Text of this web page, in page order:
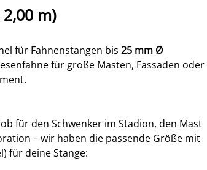
m)
für Fahnenstangen bis 25 mm Ø
für große Masten, Fassaden oder
ob für den Schwenker im Stadion, den Mast
– wir haben die passende Größe mit
für deine Stange: